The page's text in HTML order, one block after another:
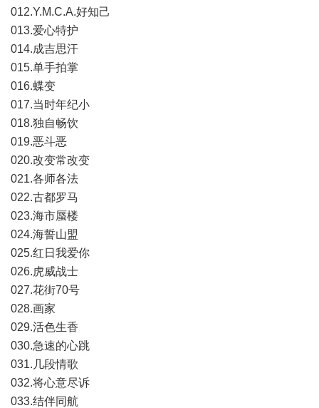
012.Y.M.C.A.好知己
013.爱心特护
014.成吉思汗
015.单手拍掌
016.蝶变
017.当时年纪小
018.独自畅饮
019.恶斗恶
020.改变常改变
021.各师各法
022.古都罗马
023.海市蜃楼
024.海誓山盟
025.红日我爱你
026.虎威战士
027.花街70号
028.画家
029.活色生香
030.急速的心跳
031.几段情歌
032.将心意尽诉
033.结伴同航